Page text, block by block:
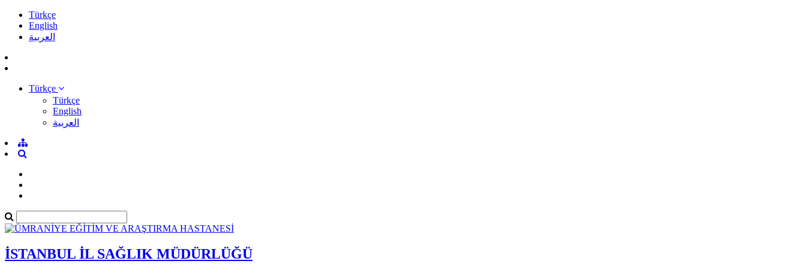
Türkçe
English
العربية
Türkçe
Türkçe
English
العربية
İSTANBUL İL SAĞLIK MÜDÜRLÜĞÜ